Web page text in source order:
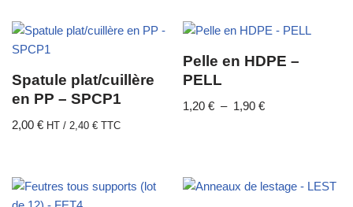
Spatule plat/cuillère
en PP – SPCP1
2,00 € HT / 2,40 € TTC
Pelle en HDPE –
PELL
1,20€ – 1,90€